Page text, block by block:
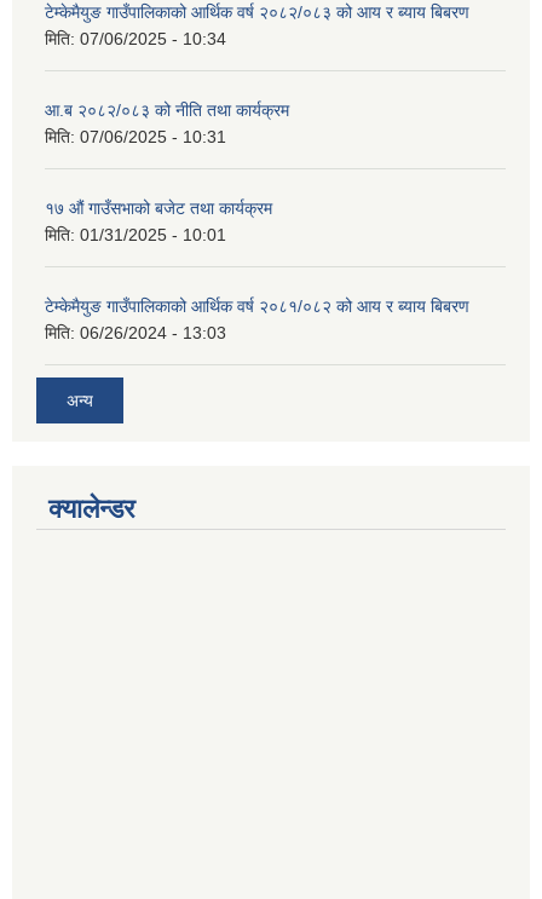
टेम्केमैयुङ गाउँपालिकाको आर्थिक वर्ष २०८२/०८३ को आय र ब्याय बिबरण
मिति: 07/06/2025 - 10:34
आ.ब २०८२/०८३ को नीति तथा कार्यक्रम
मिति: 07/06/2025 - 10:31
१७ औं गाउँसभाको बजेट तथा कार्यक्रम
मिति: 01/31/2025 - 10:01
टेम्केमैयुङ गाउँपालिकाको आर्थिक वर्ष २०८१/०८२ को आय र ब्याय बिबरण
मिति: 06/26/2024 - 13:03
अन्य
क्यालेन्डर